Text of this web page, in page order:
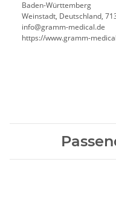
Baden-Württemberg
Weinstadt, Deutschland,
info@gramm-medical.de
https://www.gramm-